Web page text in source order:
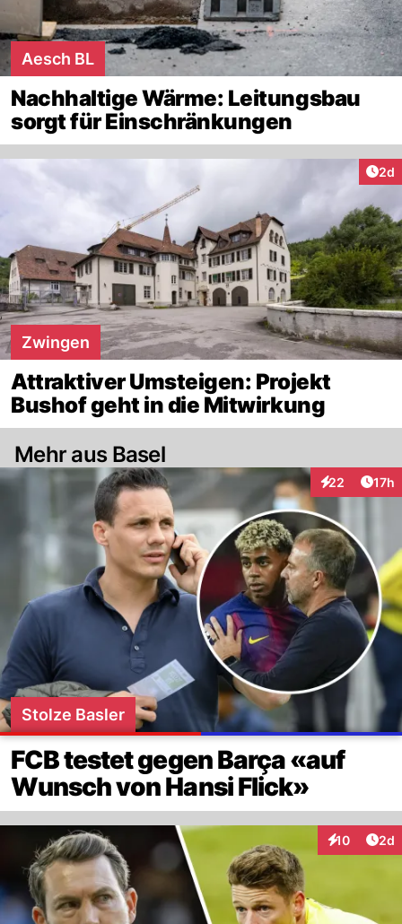
Aesch BL
Nachhaltige Wärme: Leitungsbau
sorgt für Einschränkungen
2d
Zwingen
Attraktiver Umsteigen: Projekt
Bushof geht in die Mitwirkung
Mehr aus Basel
22
Interaktionen
17h
Stolze Basler
FCB testet gegen Barça «auf
Wunsch von Hansi Flick»
10
Interaktionen
2d